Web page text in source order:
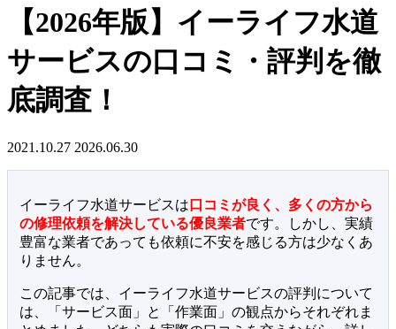
【2026年版】イーライフ水道
サービスの口コミ・評判を徹
底調査！
2021.10.27 2026.06.30
イーライフ水道サービスは 口コミが良く、多くの方から
の修理依頼を解決している優良業者です。しかし、実績
豊富な業者であっても依頼に不安を感じる方は少なくあ
りません。
この記事では、イーライフ水道サービスの評判について
は、「サービス面」と「作業面」の観点からそれぞれま